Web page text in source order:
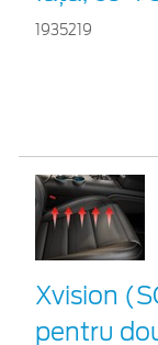
1935219
Xvision
pentru